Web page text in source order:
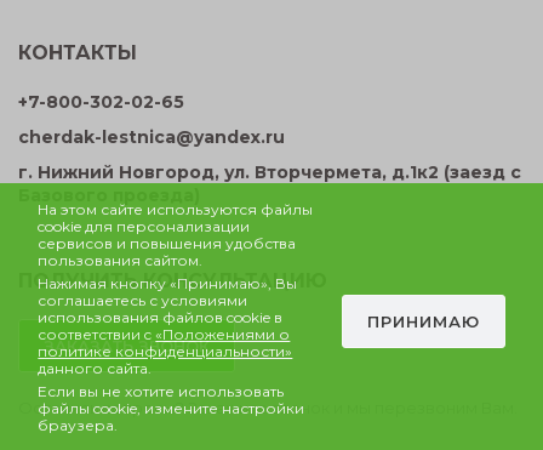
На этом сайте используются файлы
cookie для персонализации
сервисов и повышения удобства
пользования сайтом.
Нажимая кнопку «Принимаю», Вы
соглашаетесь с условиями
использования файлов cookie в
соответствии c «Положениями о
политике конфиденциальности»
данного сайта.
Если вы не хотите использовать
файлы cookie, измените настройки
браузера.
ПРИНИМАЮ
КОНТАКТЫ
+7-800-302-02-65
cherdak-lestnica@yandex.ru
г. Нижний Новгород, ул. Вторчермета, д.1к2 (заезд с
ПОЛУЧИТЬ КОНСУЛЬТАЦИЮ
ЗАКАЗАТЬ ЗВОНОК
Остались вопросы? Закажите звонок и мы перезвоним Вам.